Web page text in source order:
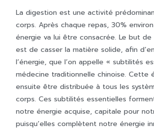
La digestion est une activité
corps. Après chaque repas, 30%
énergie va lui être consacrée. Le but
est de casser la matière solide, afin
l’énergie, que l’on appelle « subtilités
médecine traditionnelle chinoise. Cette
ensuite être distribuée à tous les
corps. Ces subtilités essentielles
notre énergie acquise, capitale pour
puisqu’elles complètent notre énergie